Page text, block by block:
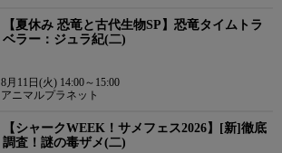
【夏休み 恐竜と古代生物SP】恐竜タイムトラ
ベラー：ジュラ紀(二)
8月11日(火) 14:00～15:00
アニマルプラネット
【シャークWEEK！サメフェス2026】[新]徹底
調査！謎の毒ザメ(二)